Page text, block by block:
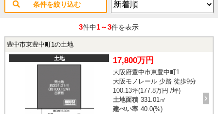
条件を絞り込む
3件中1～3件を表示
豊中市東豊中町1の土地
土地 17,800万円
大阪府豊中市東豊中町1
大阪モノレール 少路 徒歩9分
100.13坪(177.8万円 /坪)
土地面積 331.01㎡
建ぺい率 40.0(%)